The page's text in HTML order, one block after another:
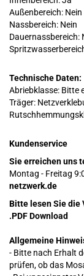
Außenbereich: Nein
Nassbereich: Nein
Dauernassbereich:
Technische Daten:
Abriebklasse: Bitte
Träger:
Kundenservice
Sie erreichen uns
Montag - Freitag
netzwerk.de
Bitte lesen Sie die
.PDF Download
Allgemeine
- Bitte nach Erhalt
prüfen, ob das